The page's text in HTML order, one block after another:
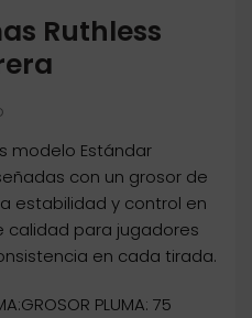
Ruthless
modelo Estándar
con un grosor de
estabilidad y control en
calidad para jugadores
en cada tirada.
PLUMA: 75